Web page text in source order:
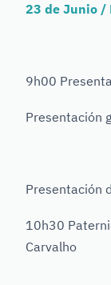
23 de Junio /
9h00
Presentación
Presentación
10h30
Carvalho